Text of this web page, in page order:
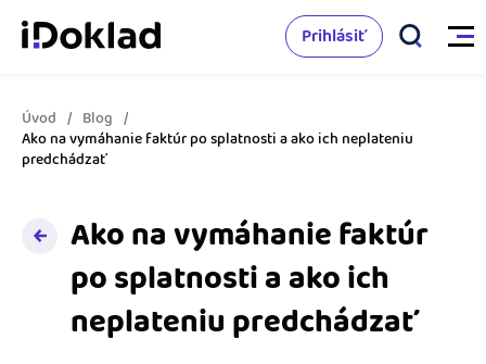
Vlastnosti
Správa kontaktov
Sledovanie cashflow
Vzdelanie
Nápoveda
Prihlásiť
Úvod
Blog
Ako na vymáhanie faktúr po splatnosti a ako ich neplateniu
predchádzať
Ako na vymáhanie faktúr
po splatnosti a ako ich
neplateniu predchádzať